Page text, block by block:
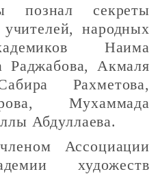
познал секреты
народных
Наима
Раджабова, Акмаля
Рахметова,
Мухаммада
Абдуллаева.
Ассоциации
художеств